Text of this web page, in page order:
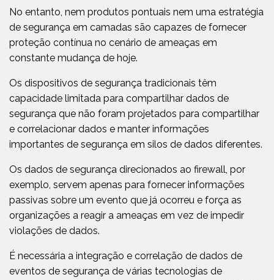
No entanto, nem produtos pontuais nem uma estratégia
de segurança em camadas são capazes de fornecer
proteção contínua no cenário de ameaças em
constante mudança de hoje.
Os dispositivos de segurança tradicionais têm
capacidade limitada para compartilhar dados de
segurança que não foram projetados para compartilhar
e correlacionar dados e manter informações
importantes de segurança em silos de dados diferentes.
Os dados de segurança direcionados ao firewall, por
exemplo, servem apenas para fornecer informações
passivas sobre um evento que já ocorreu e força as
organizações a reagir a ameaças em vez de impedir
violações de dados.
É necessária a integração e correlação de dados de
eventos de segurança de várias tecnologias de